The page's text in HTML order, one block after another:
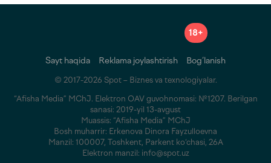
18+
Sayt haqida Reklama joylashtirish Bog‘lanish
© 2017-2026 Spot – Biznes va texnologiyalar.
“Afisha Media” MChJ. Elektron OAV guvohnomasi: №1207. Berilgan
sanasi: 2019-yil 13-avgust
Muassis: “Afisha Media” MChJ
Bosh muharrir: Erkenova Dinora Fayzulloevna
Manzil: 100007, Toshkent, Parkent ko‘chasi, 26A
Elektron manzil: info@spot.uz